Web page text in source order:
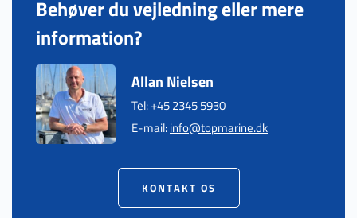
KONTAKT OS
Behøver du vejledning eller mere
information?
Allan Nielsen
Tel: +45 2345 5930
E-mail:info@topmarine.dk